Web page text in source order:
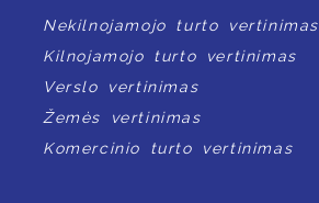
Nekilnojamojo turto vertinimas
Kilnojamojo turto vertinimas
Verslo vertinimas
Žemės vertinimas
Komercinio turto vertinimas